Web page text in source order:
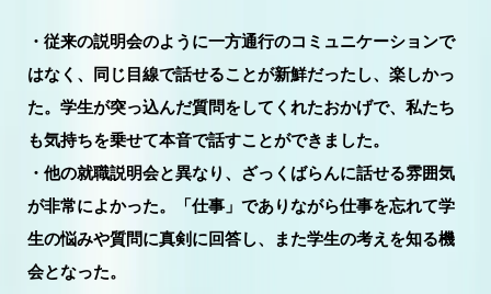
・従来の説明会のように一方通行のコミュニケーションで
はなく、同じ目線で話せることが新鮮だったし、楽しかっ
た。学生が突っ込んだ質問をしてくれたおかげで、私たち
も気持ちを乗せて本音で話すことができました。
・他の就職説明会と異なり、ざっくばらんに話せる雰囲気
が非常によかった。「仕事」でありながら仕事を忘れて学
生の悩みや質問に真剣に回答し、また学生の考えを知る機
会となった。